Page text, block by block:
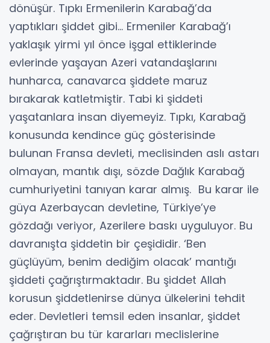
dönüşür. Tıpkı Ermenilerin Karabağ’da
yaptıkları şiddet gibi… Ermeniler Karabağ’ı
yaklaşık yirmi yıl önce işgal ettiklerinde
evlerinde yaşayan Azeri vatandaşlarını
hunharca, canavarca şiddete maruz
bırakarak katletmiştir. Tabi ki şiddeti
yaşatanlara insan diyemeyiz. Tıpkı, Karabağ
konusunda kendince güç gösterisinde
bulunan Fransa devleti, meclisinden aslı astarı
olmayan, mantık dışı, sözde Dağlık Karabağ
cumhuriyetini tanıyan karar almış. Bu karar ile
güya Azerbaycan devletine, Türkiye’ye
gözdağı veriyor, Azerilere baskı uyguluyor. Bu
davranışta şiddetin bir çeşididir. ‘Ben
güçlüyüm, benim dediğim olacak’ mantığı
şiddeti çağrıştırmaktadır. Bu şiddet Allah
korusun şiddetlenirse dünya ülkelerini tehdit
eder. Devletleri temsil eden insanlar, şiddet
çağrıştıran bu tür kararları meclislerine